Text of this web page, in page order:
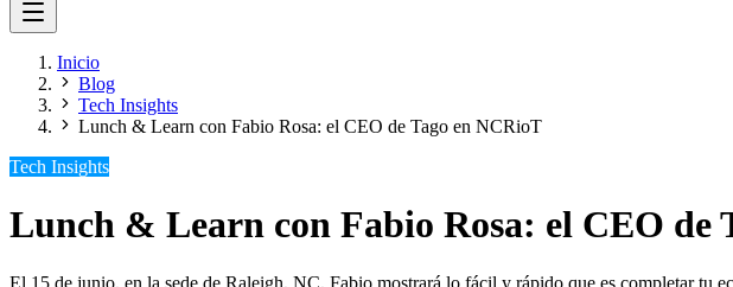
Inicio
Blog
Tech Insights
Lunch & Learn con Fabio Rosa: el CEO de Tago en NCRioT
Tech Insights
Lunch & Learn con Fabio Rosa: el CEO de
El 15 de junio, en la sede de Raleigh, NC, Fabio mostrará lo fácil y rápido que es completar tu